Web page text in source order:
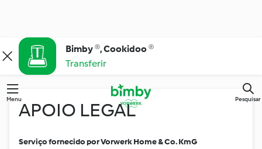
Bimby ®, Cookidoo ®
Transferir
Menu Pesquisar
APOIO LEGAL
Serviço fornecido por Vorwerk Home & Co. KmG